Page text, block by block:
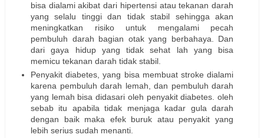
bisa dialami akibat dari hipertensi atau tekanan darah
yang selalu tinggi dan tidak stabil sehingga akan
meningkatkan risiko untuk mengalami pecah
pembuluh darah bagian otak yang berbahaya. Dan
dari gaya hidup yang tidak sehat lah yang bisa
memicu tekanan darah tidak stabil.
Penyakit diabetes, yang bisa membuat stroke dialami
karena pembuluh darah lemah, dan pembuluh darah
yang lemah bisa didasari oleh penyakit diabetes. oleh
sebab itu apabila tidak menjaga kadar gula darah
dengan baik maka efek buruk atau penyakit yang
lebih serius sudah menanti.